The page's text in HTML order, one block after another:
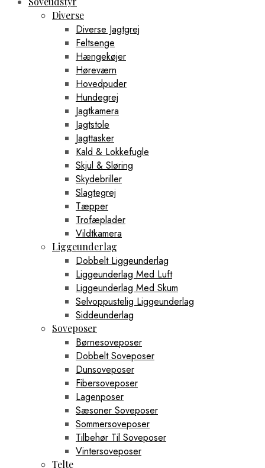
Diverse
Diverse Jagtgrej
Feltsenge
Hængekøjer
Høreværn
Hovedpuder
Hundegrej
Jagtkamera
Jagtstole
Jagttasker
Kald & Lokkefugle
Skjul & Sløring
Skydebriller
Slagtegrej
Tæpper
Trofæplader
Vildtkamera
Liggeunderlag
Dobbelt Liggeunderlag
Liggeunderlag Med Luft
Liggeunderlag Med Skum
Selvoppustelig Liggeunderlag
Siddeunderlag
Soveposer
Børnesoveposer
Dobbelt Soveposer
Dunsoveposer
Fibersoveposer
Lagenposer
Sæsoner Soveposer
Sommersoveposer
Tilbehør Til Soveposer
Vintersoveposer
Telte